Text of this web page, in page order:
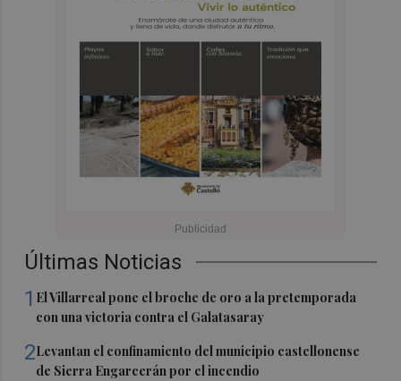
Últimas Noticias
1 El Villarreal pone el broche de oro a la pretemporada
con una victoria contra el Galatasaray
2Levantan el confinamiento del municipio castellonense
de Sierra Engarcerán por el incendio